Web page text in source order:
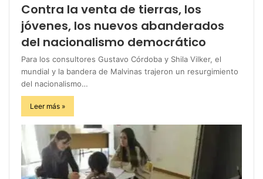
Contra la venta de tierras, los
jóvenes, los nuevos abanderados
del nacionalismo democrático
Para los consultores Gustavo Córdoba y Shila Vilker, el
mundial y la bandera de Malvinas trajeron un resurgimiento
del nacionalismo…
Leer más »